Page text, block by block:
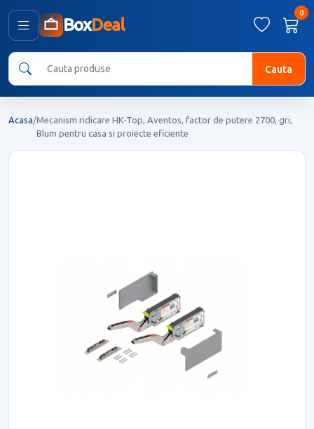
BoxDeal
0
Cauta
Acasa/Mecanism ridicare HK-Top, Aventos, factor de putere 2700, gri,
Blum pentru casa si proiecte eficiente